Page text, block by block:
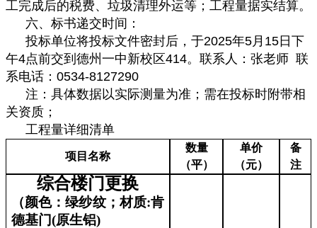
工完成后的税费、垃圾清理外运等；工程量据实结算。
六、标书递交时间：
投标单位将投标文件密封后，于2025年5月15日下
午4点前交到德州一中新校区414。联系人：张老师 联
系电话：0534-8127290
注：具体数据以实际测量为准；需在投标时附带相
关资质；
工程量详细清单
项目名称
数量
（平）
单价
（元）
备
注
综合楼门更换
（颜色：绿纱纹；材质:肯
德基门(原生铝)